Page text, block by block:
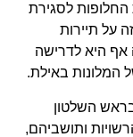
לסגירת
תיירות
היא לדרישה
באילת.
השלטון
ותושביהם,